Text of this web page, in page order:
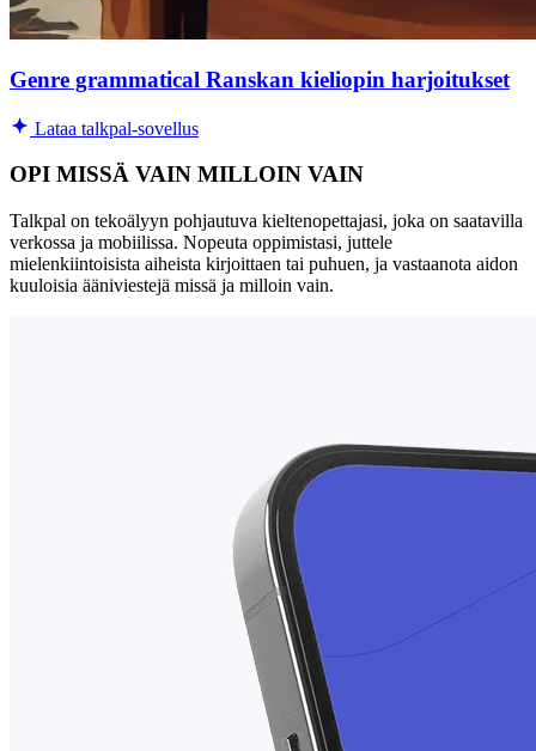
Genre grammatical Ranskan kieliopin harjoitukset
Lataa talkpal-sovellus
OPI MISSÄ VAIN MILLOIN VAIN
Talkpal on tekoälyyn pohjautuva kieltenopettajasi, joka on saatavilla
verkossa ja mobiilissa. Nopeuta oppimistasi, juttele
mielenkiintoisista aiheista kirjoittaen tai puhuen, ja vastaanota aidon
kuuloisia ääniviestejä missä ja milloin vain.